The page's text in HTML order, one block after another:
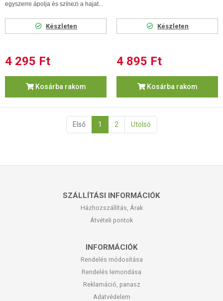
egyszerre ápolja és színezi a hajat...
Készleten
4 295 Ft
Kosárba rakom
Készleten
4 895 Ft
Kosárba rakom
Első 1 2 Utolsó
SZÁLLÍTÁSI INFORMÁCIÓK
Házhozszállítás, Árak
Átvételi pontok
INFORMÁCIÓK
Rendelés módosítása
Rendelés lemondása
Reklamáció, panasz
Adatvédelem